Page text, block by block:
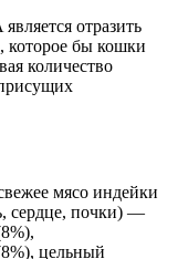
отразить
которое бы кошки
количество
мясо индейки
сердце, почки) —
цельный